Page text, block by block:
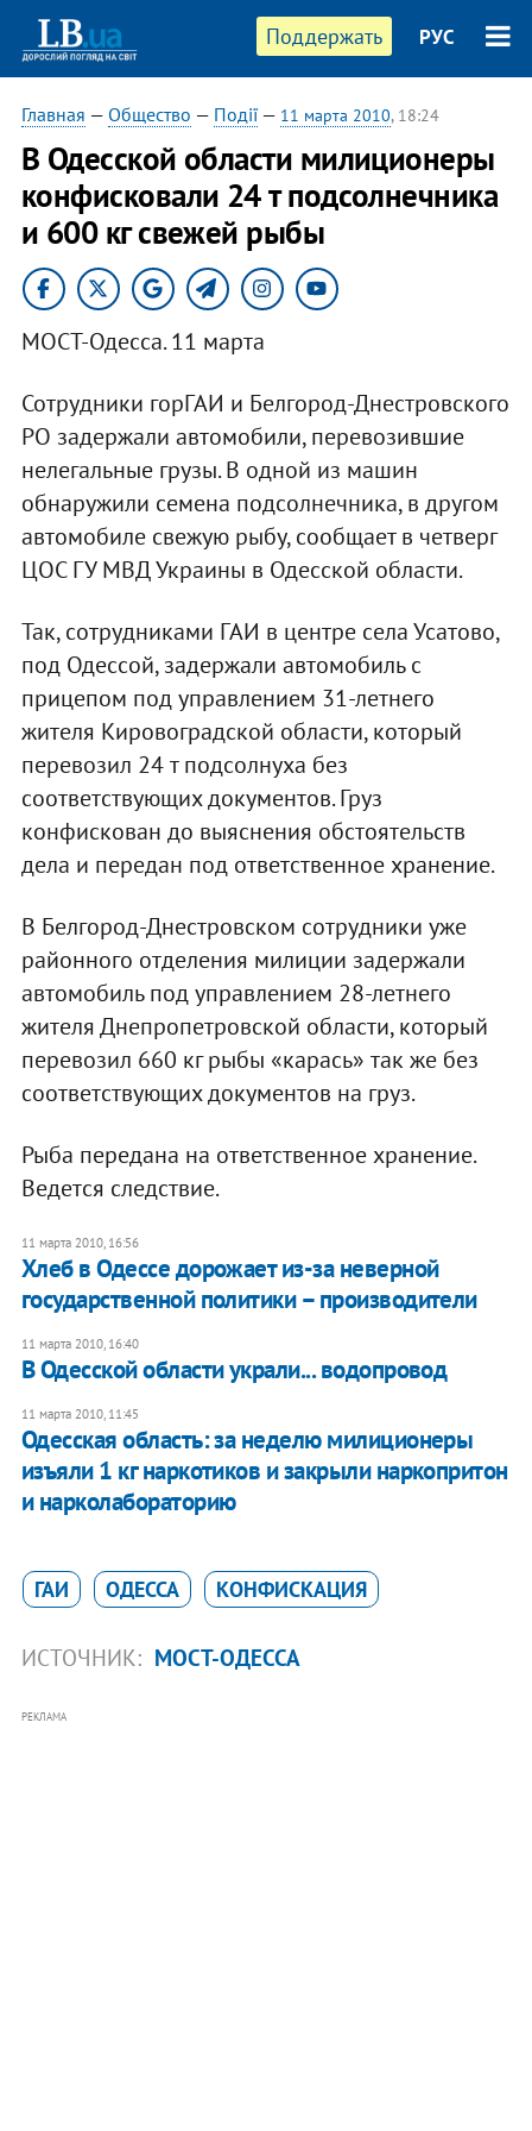
Поддержать РУС
Главная — Общество — Події— 11 марта 2010, 18:24
В Одесской области милиционеры
конфисковали 24 т подсолнечника
и 600 кг свежей рыбы
МОСТ-Одесса. 11 марта
Сотрудники горГАИ и Белгород-Днестровского
РО задержали автомобили, перевозившие
нелегальные грузы. В одной из машин
обнаружили семена подсолнечника, в другом
автомобиле свежую рыбу, сообщает в четверг
ЦОС ГУ МВД Украины в Одесской области.
Так, сотрудниками ГАИ в центре села Усатово,
под Одессой, задержали автомобиль с
прицепом под управлением 31-летнего
жителя Кировоградской области, который
перевозил 24 т подсолнуха без
соответствующих документов. Груз
конфискован до выяснения обстоятельств
дела и передан под ответственное хранение.
В Белгород-Днестровском сотрудники уже
районного отделения милиции задержали
автомобиль под управлением 28-летнего
жителя Днепропетровской области, который
перевозил 660 кг рыбы «карась» так же без
соответствующих документов на груз.
Рыба передана на ответственное хранение.
Ведется следствие.
11 марта 2010, 16:56
Хлеб в Одессе дорожает из-за неверной
государственной политики – производители
11 марта 2010, 16:40
В Одесской области украли... водопровод
11 марта 2010, 11:45
Одесская область: за неделю милиционеры
изъяли 1 кг наркотиков и закрыли наркопритон
и нарколабораторию
ГАИ ОДЕССА КОНФИСКАЦИЯ
ИСТОЧНИК: МОСТ-ОДЕССА
РЕКЛАМА